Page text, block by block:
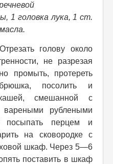
1 головка лука, 1 ст.
голову около
не разрезая
промыть, протереть
посолить и
смешанной с
рублеными
посыпать перцем и
на сковородке с
шкаф. Через 5—6
поставить в шкаф